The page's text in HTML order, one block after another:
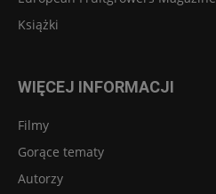
Książki
WIĘCEJ INFORMACJI
Filmy
Gorące tematy
Autorzy